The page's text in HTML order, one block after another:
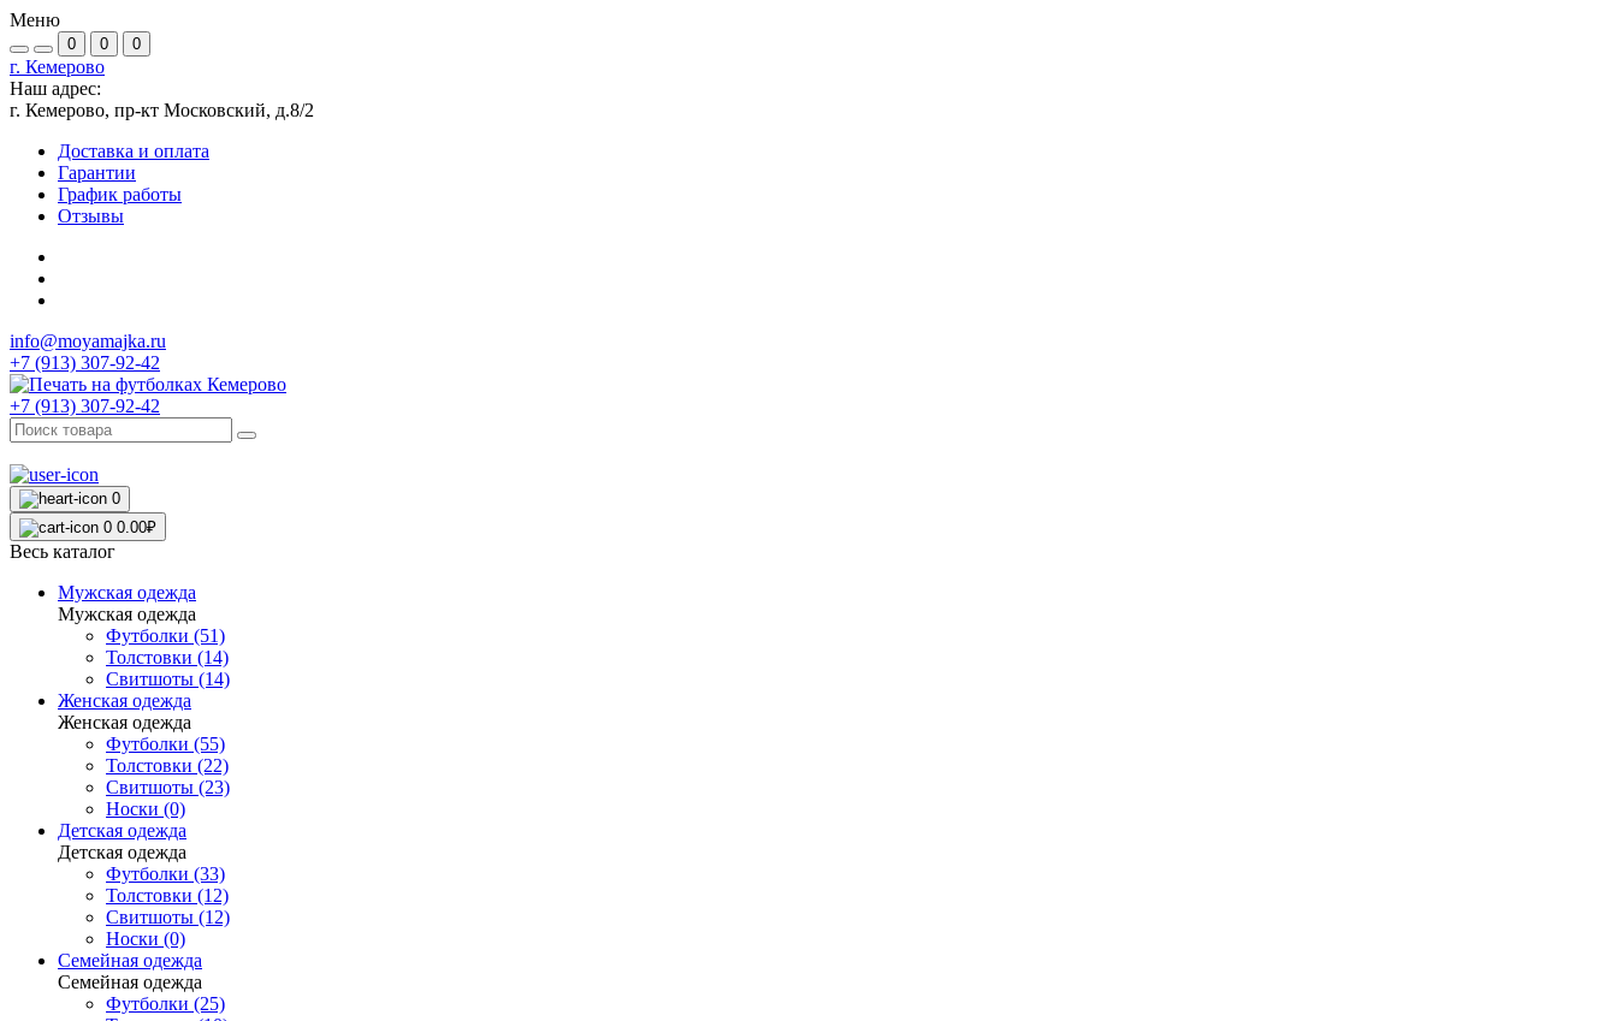
Меню
0 0 0
г. Кемерово
Наш адрес:
г. Кемерово, пр-кт Московский, д.8/2
Доставка и оплата
Гарантии
График работы
Отзывы
info@moyamajka.ru
+7 (913) 307-92-42
+7 (913) 307-92-42
0
0 0.00₽
Весь каталог
Мужская одежда
Мужская одежда
Футболки (51)
Толстовки (14)
Свитшоты (14)
Женская одежда
Женская одежда
Футболки (55)
Толстовки (22)
Свитшоты (23)
Носки (0)
Детская одежда
Детская одежда
Футболки (33)
Толстовки (12)
Свитшоты (12)
Носки (0)
Семейная одежда
Семейная одежда
Футболки (25)